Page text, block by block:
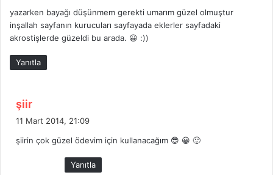
yazarken bayağı düşünmem gerekti umarım güzel olmuştur
inşallah sayfanın kurucuları sayfayada eklerler sayfadaki
akrostişlerde güzeldi bu arada. 😀 :))
Yanıtla
şiir
i
11 Mart 2014, 21:09
şiirin çok güzel ödevim için kullanacağım 😎 😀 🙂
Yanıtla